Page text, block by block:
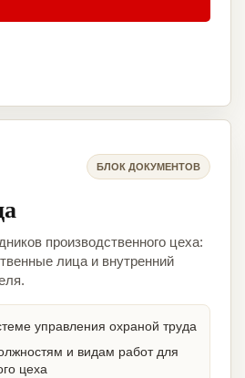
БЛОК ДОКУМЕНТОВ
производственного цеха:
лица и внутренний
управления охраной труда
и видам работ для
цеха